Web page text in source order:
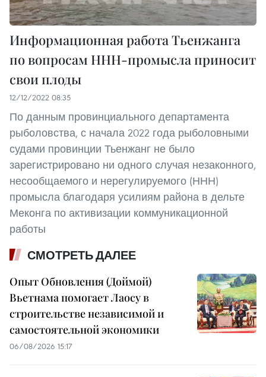
Информационная работа Тьенжанга
по вопросам ННН-промысла приносит
свои плоды
12/12/2022 08:35
По данным провинциального департамента
рыболовства, с начала 2022 года рыболовными
судами провинции Тьенжанг не было
зарегистрировано ни одного случая незаконного,
несообщаемого и нерегулируемого (ННН)
промысла благодаря усилиям района в дельте
Меконга по активизации коммуникационной
работы
СМОТРЕТЬ ДАЛЕЕ
Опыт Обновления (Доймой)
Вьетнама помогает Лаосу в
строительстве независимой и
самостоятельной экономики
06/08/2026 15:17